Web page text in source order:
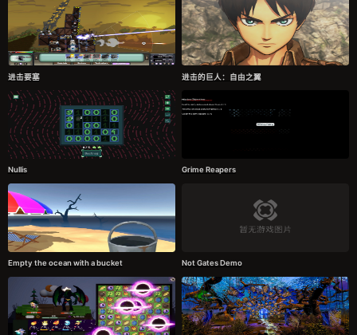
进击要塞 进击的巨人：自由之翼
Nullis Grime Reapers
Empty the ocean with a bucket Not Gates Demo